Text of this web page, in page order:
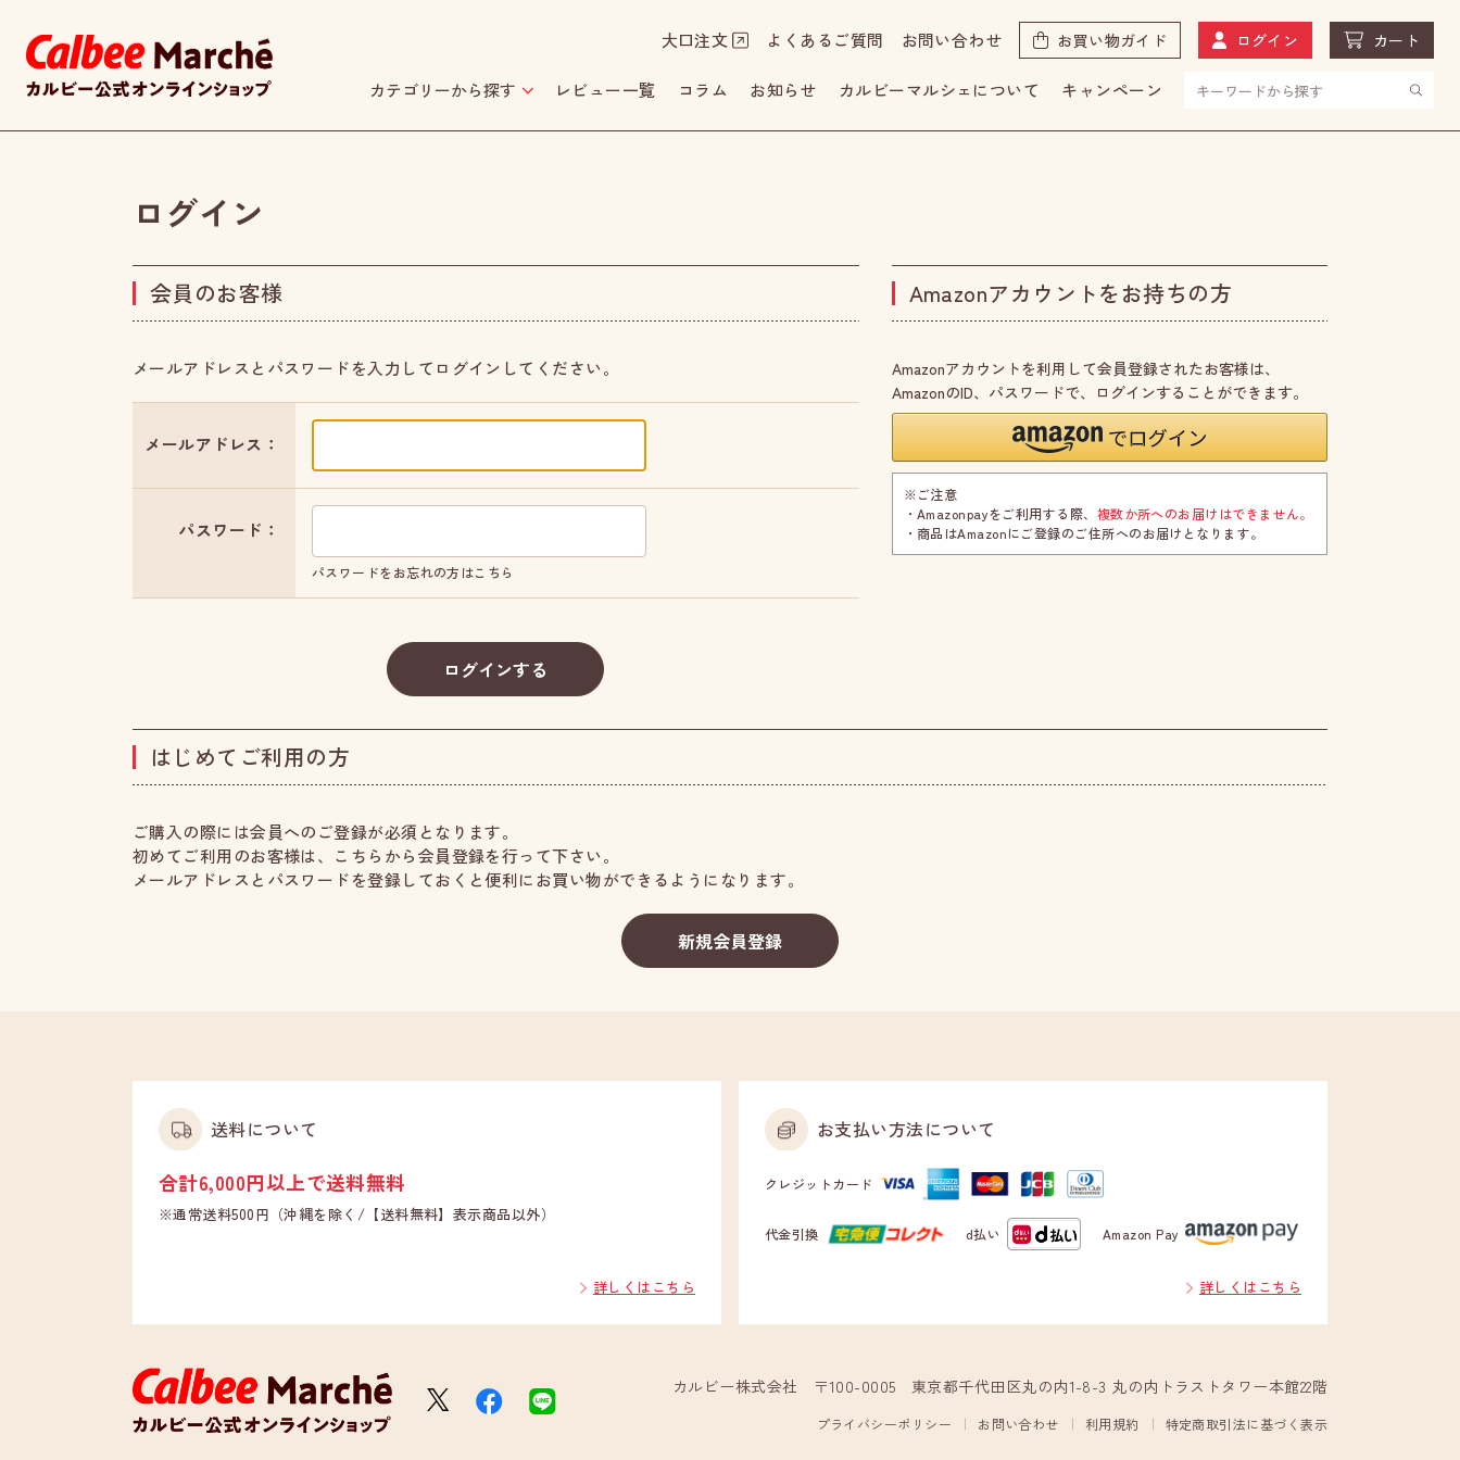
大口注文 よくあるご質問 お問い合わせ お買い物ガイド ログイン カート
カテゴリーから探す レビュー一覧 コラム お知らせ カルビーマルシェについて キャンペーン
ログイン
会員のお客様
メールアドレスとパスワードを入力してログインしてください。
メールアドレス：
パスワード：
パスワードをお忘れの方はこちら
Amazonアカウントをお持ちの方
Amazonアカウントを利用して会員登録されたお客様は、
AmazonのID、パスワードで、ログインすることができます。
※ご注意
・Amazonpayをご利用する際、 複数か所へのお届けはできません。
・商品はAmazonにご登録のご住所へのお届けとなります。
はじめてご利用の方
ご購入の際には会員へのご登録が必須となります。
初めてご利用のお客様は、こちらから会員登録を行って下さい。
メールアドレスとパスワードを登録しておくと便利にお買い物ができるようになります。
送料について
合計6,000円以上で送料無料
※通常送料500円（沖縄を除く/【送料無料】表示商品以外）
詳しくはこちら
お支払い方法について
クレジットカード
代金引換 d払い Amazon Pay
詳しくはこちら
FACEBOOK
LINE
カルビー株式会社 〒100-0005 東京都千代田区丸の内1-8-3 丸の内トラストタワー本館22階
プライバシーポリシー お問い合わせ 利用規約 特定商取引法に基づく表示